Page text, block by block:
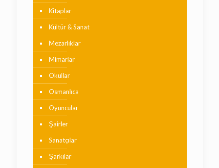
Kitaplar
Kültür & Sanat
Mezarlıklar
Mimarlar
Okullar
Osmanlıca
Oyuncular
Şairler
Sanatçılar
Şarkılar